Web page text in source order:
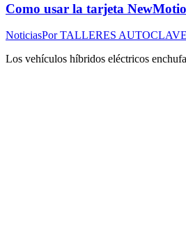
Como usar la tarjeta
NoticiasPorTALLERES AUTOCLAVE
Los vehículos híbridos eléctricos